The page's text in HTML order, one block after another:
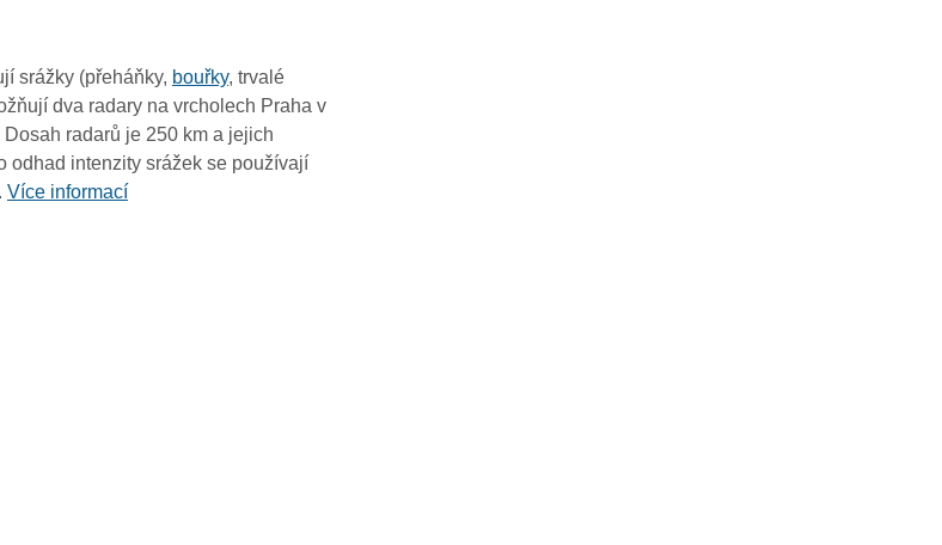
14:45
14:35
14:25
14:15
srážky (přeháňky, bouřky, trvalé
dva radary na vrcholech Praha v
radarů je 250 km a jejich
odhad intenzity srážek se používají
Více informací